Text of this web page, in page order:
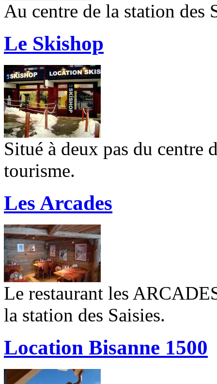
Au centre de la station des
Le Skishop
Situé à deux pas du centre
tourisme.
Les Arcades
Le restaurant les
la station des Saisies.
Location Bisanne 1500